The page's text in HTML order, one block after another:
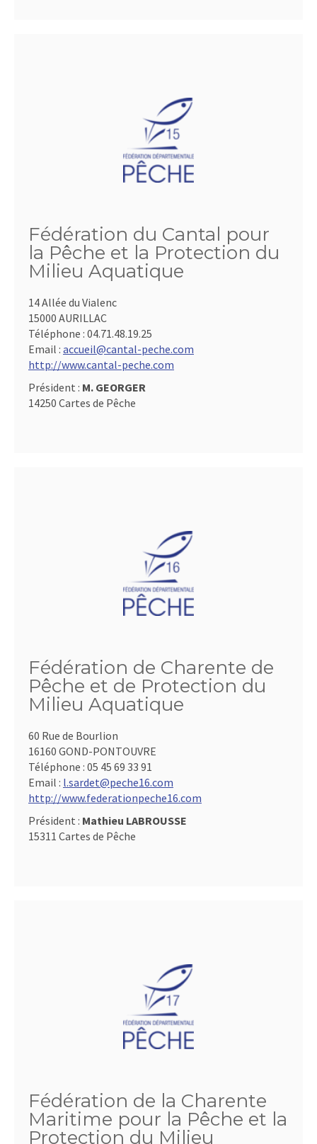
Fédération du Cantal pour
la Pêche et la Protection du
Milieu Aquatique
14 Allée du Vialenc
15000 AURILLAC
Téléphone : 04.71.48.19.25
Email : accueil@cantal-peche.com
http://www.cantal-peche.com
Président : M. GEORGER
14250 Cartes de Pêche
Fédération de Charente de
Pêche et de Protection du
Milieu Aquatique
60 Rue de Bourlion
16160 GOND-PONTOUVRE
Téléphone : 05 45 69 33 91
Email : l.sardet@peche16.com
http://www.federationpeche16.com
Président : Mathieu LABROUSSE
15311 Cartes de Pêche
Fédération de la Charente
Maritime pour la Pêche et la
Protection du Milieu